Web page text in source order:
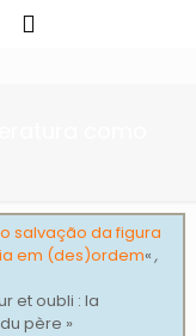
salvação da figura
em (des)ordem«,
et oubli : la
père »